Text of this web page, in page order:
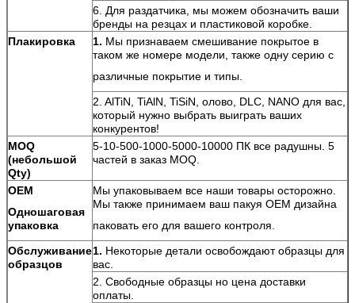
6. Для раздатчика, мы можем обозначить ваши
бренды на резцах и пластиковой коробке.
Плакировка
1. Мы признаваем смешивание покрытое в
таком же номере модели, также одну серию с
различные покрытие и типы.
2. AlTiN, TiAlN, TiSiN, олово, DLC, NANO для вас,
который нужно выбрать выиграть ваших
конкурентов!
MOQ
(небольшой
Qty)
5-10-500-1000-5000-10000 ПК все радушны. 5
частей в заказ MOQ.
OEM
Одношаговая
упаковка
Мы упаковываем все наши товары осторожно.
Мы также принимаем ваш пакуя OEM дизайна
паковать его для вашего контроля.
Обслуживание
образцов
1. Некоторые детали освобождают образцы для
вас.
2. Свободные образцы но цена доставки
оплаты.